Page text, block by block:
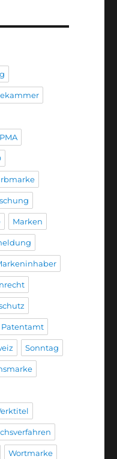
Marken
Patentamt
Sonntag
Wortmarke